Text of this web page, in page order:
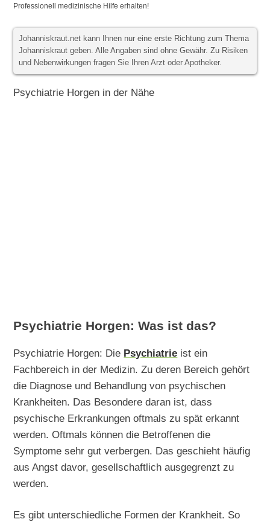
Professionell medizinische Hilfe erhalten!
Johanniskraut.net kann Ihnen nur eine erste Richtung zum Thema
Johanniskraut geben. Alle Angaben sind ohne Gewähr. Zu Risiken
und Nebenwirkungen fragen Sie Ihren Arzt oder Apotheker.
Psychiatrie Horgen in der Nähe
Psychiatrie Horgen: Was ist das?
Psychiatrie Horgen: Die Psychiatrie ist ein
Fachbereich in der Medizin. Zu deren Bereich gehört
die Diagnose und Behandlung von psychischen
Krankheiten. Das Besondere daran ist, dass
psychische Erkrankungen oftmals zu spät erkannt
werden. Oftmals können die Betroffenen die
Symptome sehr gut verbergen. Das geschieht häufig
aus Angst davor, gesellschaftlich ausgegrenzt zu
werden.
Es gibt unterschiedliche Formen der Krankheit. So